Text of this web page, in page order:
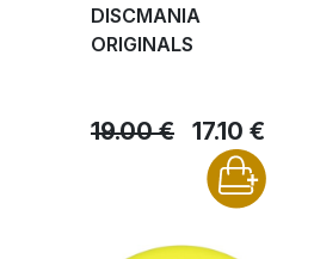
DISCMANIA
ORIGINALS
19.00 € 17.10 €